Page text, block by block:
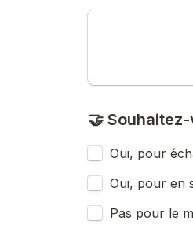
🤝
Oui, pour
Oui, pour en
Pas pour le